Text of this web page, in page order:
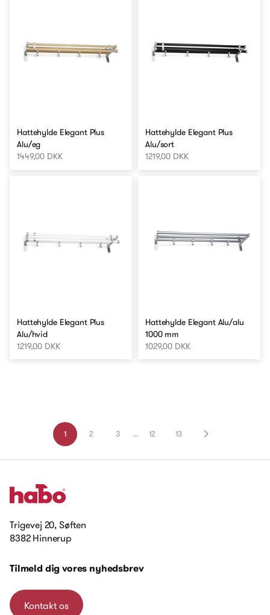
Hattehylde Elegant Plus
Alu/eg
1449,00 DKK
Hattehylde Elegant Plus
Alu/sort
1219,00 DKK
Hattehylde Elegant Plus
Alu/hvid
1219,00 DKK
Hattehylde Elegant Alu/alu
1000 mm
1029,00 DKK
1 2 3 ... 12 13
Trigevej 20, Søften
8382 Hinnerup
Tilmeld dig vores nyhedsbrev
Kontakt os